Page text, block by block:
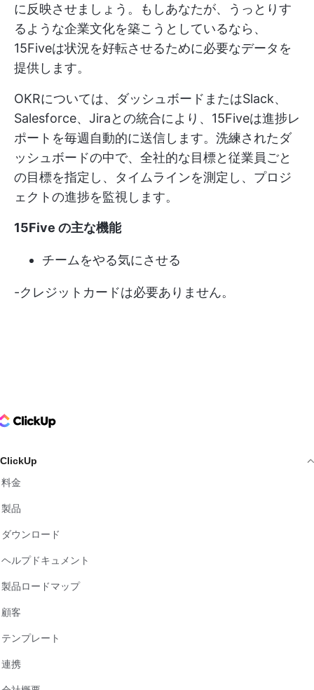
に反映させましょう。もしあなたが、うっとりす
るような企業文化を築こうとしているなら、
15Fiveは状況を好転させるために必要なデータを
提供します。
OKRについては、ダッシュボードまたはSlack、
Salesforce、Jiraとの統合により、15Fiveは進捗レ
ポートを毎週自動的に送信します。洗練されたダ
ッシュボードの中で、全社的な目標と従業員ごと
の目標を指定し、タイムラインを測定し、プロジ
ェクトの進捗を監視します。
15Five の主な機能
チームをやる気にさせる
-クレジットカードは必要ありません。
Logo
ClickUp
料金
製品
ダウンロード
ヘルプドキュメント
製品ロードマップ
顧客
テンプレート
連携